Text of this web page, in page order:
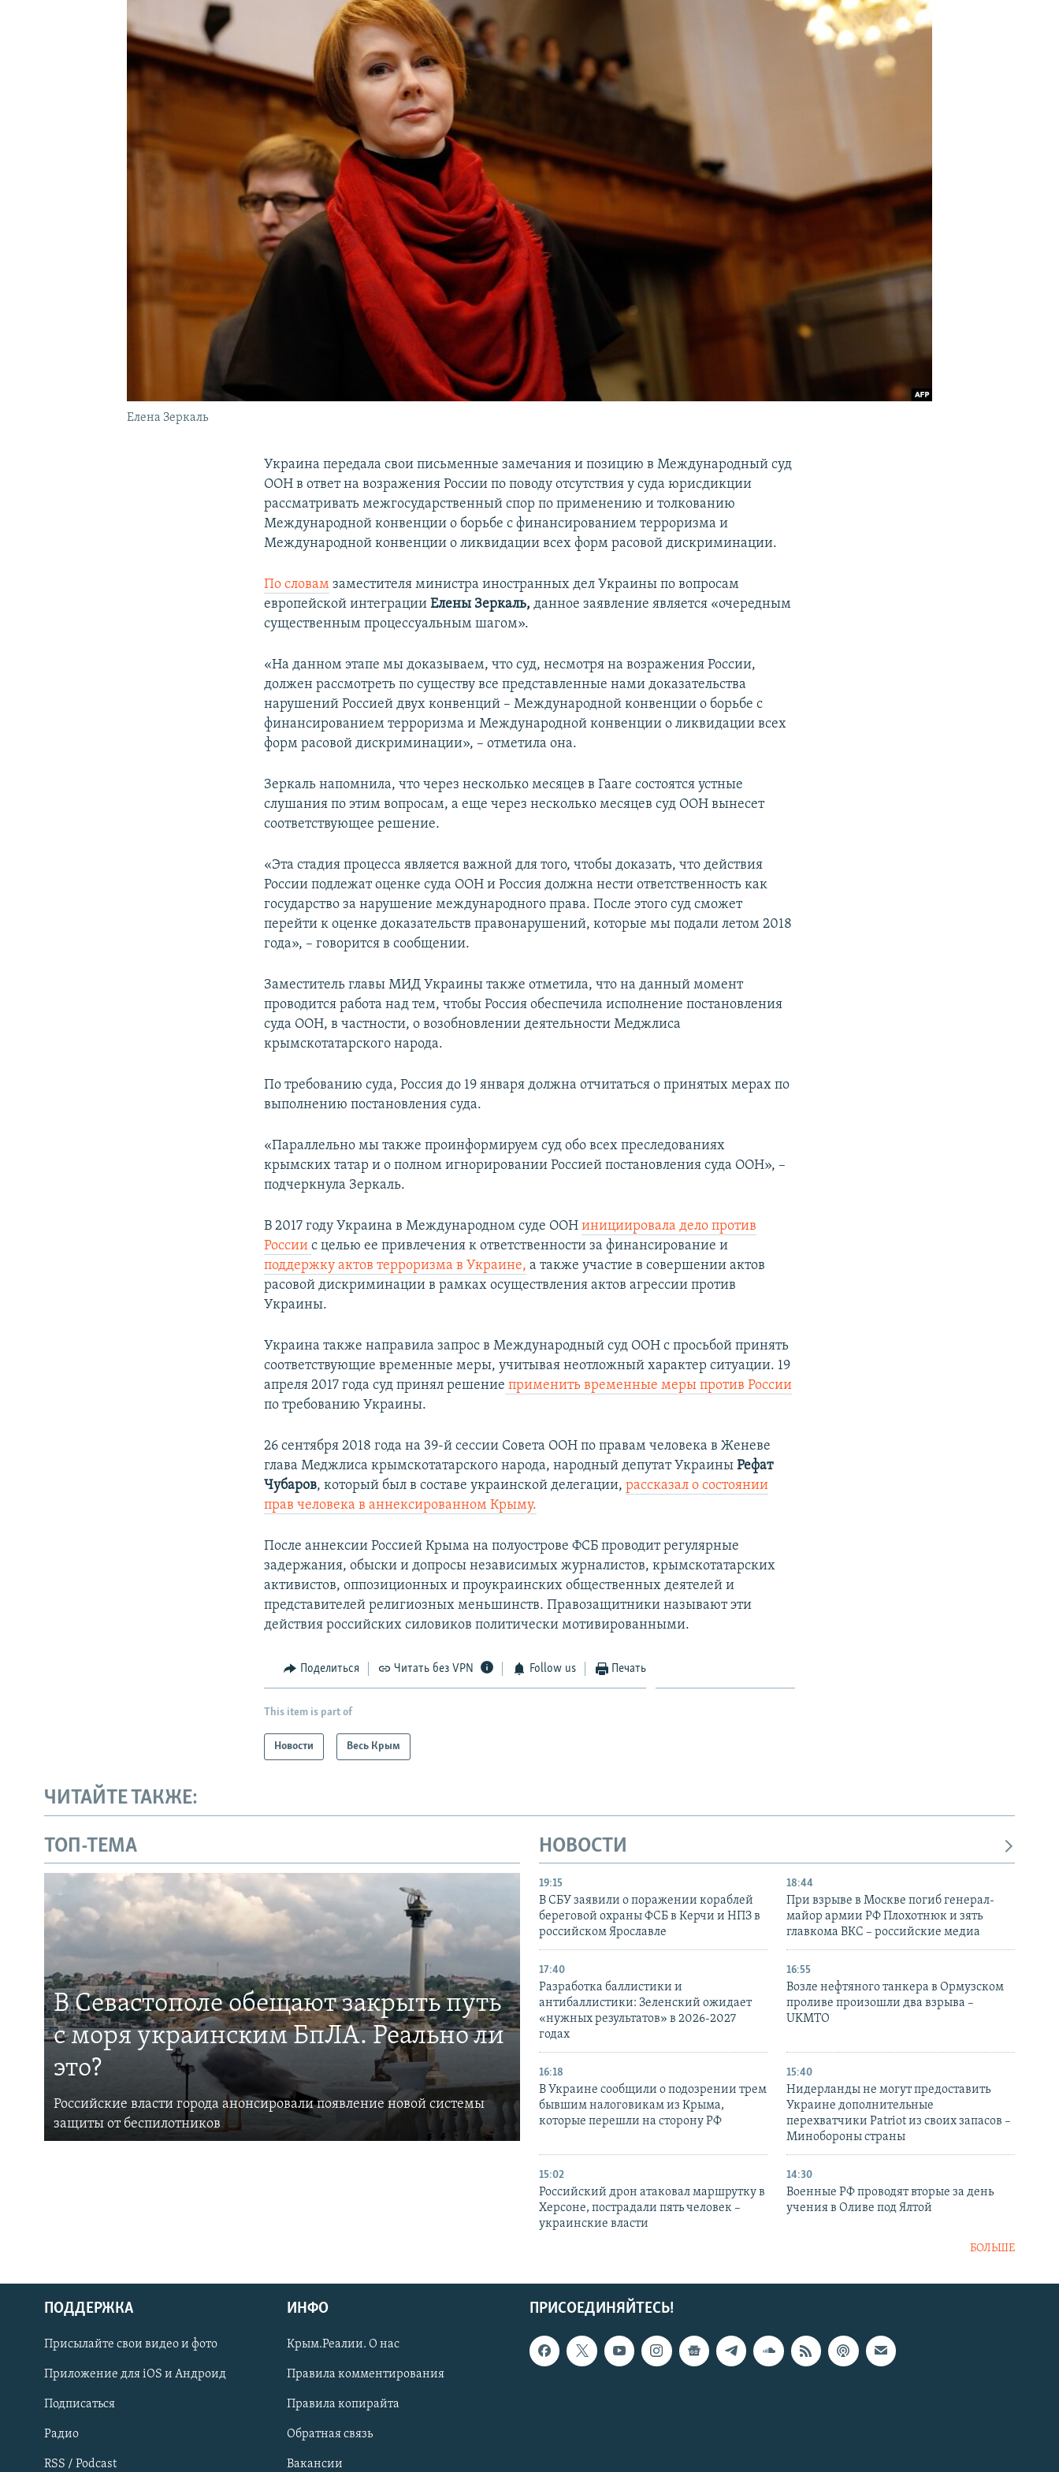
КРЫМ.НЕПОКОРЕННЫЙ
УКРАИНСКАЯ ПРОБЛЕМА КРЫМА
Українською
Qırımtatar
ПРИСОЕДИНЯЙТЕСЬ!
Елена Зеркаль
Украина передала свои письменные замечания и позицию в Международный суд
ООН в ответ на возражения России по поводу отсутствия у суда юрисдикции
рассматривать межгосударственный спор по применению и толкованию
Международной конвенции о борьбе с финансированием терроризма и
Международной конвенции о ликвидации всех форм расовой дискриминации.
По словам заместителя министра иностранных дел Украины по вопросам
европейской интеграцииЕлены Зеркаль, данное заявление является «очередным
существенным процессуальным шагом».
«На данном этапе мы доказываем, что суд, несмотря на возражения России,
должен рассмотреть по существу все представленные нами доказательства
нарушений Россией двух конвенций – Международной конвенции о борьбе с
финансированием терроризма и Международной конвенции о ликвидации всех
форм расовой дискриминации», – отметила она.
Зеркаль напомнила, что через несколько месяцев в Гааге состоятся устные
слушания по этим вопросам, а еще через несколько месяцев суд ООН вынесет
соответствующее решение.
«Эта стадия процесса является важной для того, чтобы доказать, что действия
России подлежат оценке суда ООН и Россия должна нести ответственность как
государство за нарушение международного права. После этого суд сможет
перейти к оценке доказательств правонарушений, которые мы подали летом 2018
года», – говорится в сообщении.
Заместитель главы МИД Украины также отметила, что на данный момент
проводится работа над тем, чтобы Россия обеспечила исполнение постановления
суда ООН, в частности, о возобновлении деятельности Меджлиса
крымскотатарского народа.
По требованию суда, Россия до 19 января должна отчитаться о принятых мерах по
выполнению постановления суда.
«Параллельно мы также проинформируем суд обо всех преследованиях
крымских татар и о полном игнорировании Россией постановления суда ООН», –
подчеркнула Зеркаль.
В 2017 году Украина в Международном суде ООНинициировала дело против
Россиис целью ее привлечения к ответственности за финансирование и
поддержку актов терроризма в Украине, а также участие в совершении актов
расовой дискриминации в рамках осуществления актов агрессии против
Украины.
Украина также направила запрос в Международный суд ООН с просьбой принять
соответствующие временные меры, учитывая неотложный характер ситуации. 19
апреля 2017 года суд принял решение применить временные меры против России
по требованию Украины.
26 сентября 2018 года на 39-й сессии Совета ООН по правам человека в Женеве
глава Меджлиса крымскотатарского народа, народный депутат УкраиныРефат
Чубаров, который был в составе украинской делегации,рассказал о состоянии
прав человека в аннексированном Крыму.
После аннексии Россией Крыма на полуострове ФСБ проводит регулярные
задержания, обыски и допросы независимых журналистов, крымскотатарских
активистов, оппозиционных и проукраинских общественных деятелей и
представителей религиозных меньшинств. Правозащитники называют эти
действия российских силовиков политически мотивированными.
Поделиться Читать без VPN Follow us Печать
This item is part of
Новости Весь Крым
ЧИТАЙТЕ ТАКЖЕ:
ТОП-ТЕМА
В Севастополе обещают закрыть путь
с моря украинским БпЛА. Реально ли
это?
Российские власти города анонсировали появление новой системы
защиты от беспилотников
НОВОСТИ
19:15
В СБУ заявили о поражении кораблей
береговой охраны ФСБ в Керчи и НПЗ в
российском Ярославле
18:44
При взрыве в Москве погиб генерал-
майор армии РФ Плохотнюк и зять
главкома ВКС – российские медиа
17:40
Разработка баллистики и
антибаллистики: Зеленский ожидает
«нужных результатов» в 2026-2027
годах
16:55
Возле нефтяного танкера в Ормузском
проливе произошли два взрыва –
UKMTO
16:18
В Украине сообщили о подозрении трем
бывшим налоговикам из Крыма,
которые перешли на сторону РФ
15:40
Нидерланды не могут предоставить
Украине дополнительные
перехватчики Patriot из своих запасов –
Минобороны страны
15:02
Российский дрон атаковал маршрутку в
Херсоне, пострадали пять человек –
украинские власти
14:30
Военные РФ проводят вторые за день
учения в Оливе под Ялтой
БОЛЬШЕ
ПРИСОЕДИНЯЙТЕСЬ!
ПОДДЕРЖКА
Присылайте свои видео и фото
Приложение для iOS и Андроид
Подписаться
Радио
RSS / Podcast
ИНФО
Крым.Реалии. О нас
Правила комментирования
Правила копирайта
Обратная связь
Вакансии